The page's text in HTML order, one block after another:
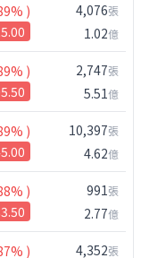
) 4,076張
1.02億
) 2,747張
5.51億
) 10,397張
4.62億
) 991張
2.77億
) 4,352張